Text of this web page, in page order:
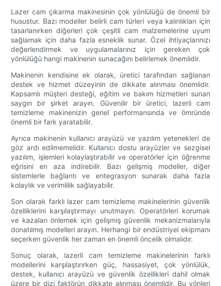
Lazer cam çıkarma makinesinin çok yönlülüğü de önemli bir
husustur. Bazı modeller belirli cam türleri veya kalınlıkları için
tasarlanırken diğerleri çok çeşitli cam malzemelerine uyum
sağlamak için daha fazla esneklik sunar. Özel ihtiyaçlarınızı
değerlendirmek ve uygulamalarınız için gereken çok
yönlülüğü hangi makinenin sunacağını belirlemek önemlidir.
Makinenin kendisine ek olarak, üretici tarafından sağlanan
destek ve hizmet düzeyinin de dikkate alınması önemlidir.
Kapsamlı müşteri desteği, eğitim ve bakım hizmetleri sunan
saygın bir şirket arayın. Güvenilir bir üretici, lazerli cam
temizleme makinenizin genel performansında ve ömründe
önemli bir fark yaratabilir.
Ayrıca makinenin kullanıcı arayüzü ve yazılım yetenekleri de
göz ardı edilmemelidir. Kullanıcı dostu arayüzler ve sezgisel
yazılım, işlemleri kolaylaştırabilir ve operatörler için öğrenme
eğrisini en aza indirebilir. Bazı gelişmiş modeller, diğer
sistemlerle bağlantı ve entegrasyon sunarak daha fazla
kolaylık ve verimlilik sağlayabilir.
Son olarak farklı lazer cam temizleme makinelerinin güvenlik
özelliklerini karşılaştırmayı unutmayın. Operatörleri korumak
ve kazaları önlemek için gelişmiş güvenlik mekanizmalarıyla
donatılmış modelleri arayın. Herhangi bir endüstriyel ekipmanı
seçerken güvenlik her zaman en önemli öncelik olmalıdır.
Sonuç olarak, lazerli cam temizleme makinelerinin farklı
modellerini karşılaştırırken güç, hassasiyet, çok yönlülük,
destek, kullanıcı arayüzü ve güvenlik özellikleri dahil olmak
üzere bir dizi faktörün dikkate alınması önemlidir. Bu yönleri